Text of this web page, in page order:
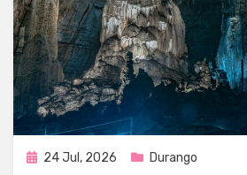
Publicada
24 Jul, 2026 Durango